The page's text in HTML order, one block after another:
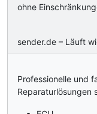
ohne
sender.de – Läuft
Professionelle und
Reparaturlösungen